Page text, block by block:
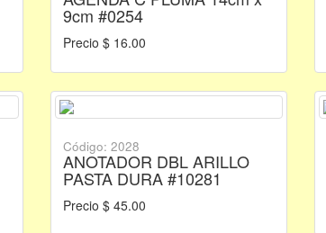
9cm #0254
Precio $ 16.00
Código: 2028
ANOTADOR DBL ARILLO
PASTA DURA #10281
Precio $ 45.00